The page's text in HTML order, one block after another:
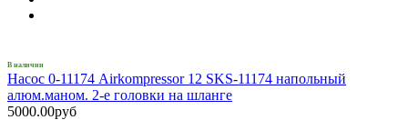
В наличии
Насос 0-11174 Airkompressor 12 SKS-11174 напольный
алюм.маном. 2-е головки на шланге
5000.00руб